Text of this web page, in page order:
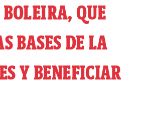
QUE
BASES DE LA
Y BENEFICIAR